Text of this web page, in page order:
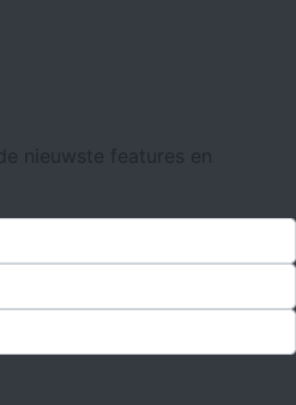
nieuwste features en